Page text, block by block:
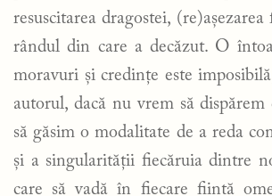
resuscitarea dragostei,
rândul din care a decăzut. O
moravuri și credințe este
autorul, dacă nu vrem să
să găsim o modalitate de a reda
și a singularității fiecăruia dintre
care să vadă în fiecare fiintă